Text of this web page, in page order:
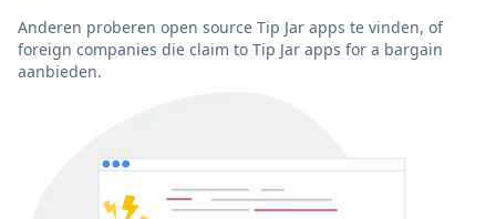
Anderen proberen open source Tip Jar apps te vinden, of
foreign companies die claim to Tip Jar apps for a bargain
aanbieden.